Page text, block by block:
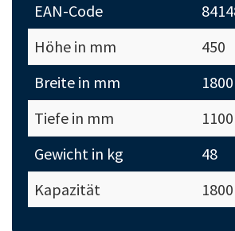
EAN-Code
Höhe in mm
450
Breite in mm
1800
Tiefe in mm
1100
Gewicht in kg
48
Kapazität